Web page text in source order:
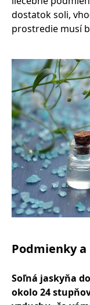
dostatok soli,
prostredie musí
Podmienky
Soľná jaskyňa
okolo 24